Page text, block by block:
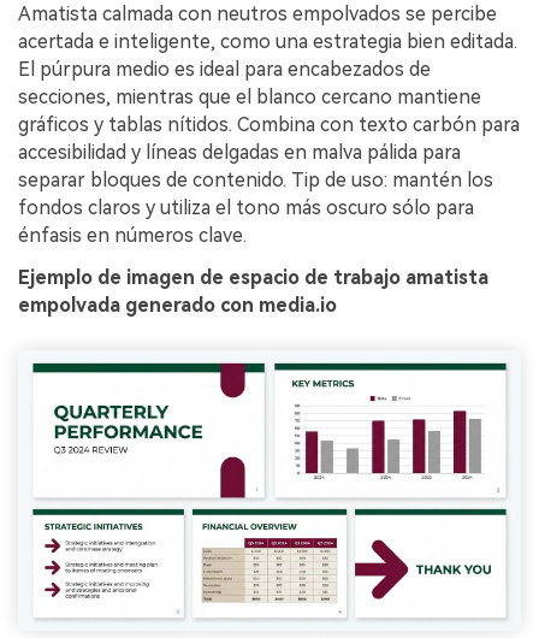
Amatista calmada con neutros empolvados se percibe
acertada e inteligente, como una estrategia bien editada.
El púrpura medio es ideal para encabezados de
secciones, mientras que el blanco cercano mantiene
gráficos y tablas nítidos. Combina con texto carbón para
accesibilidad y líneas delgadas en malva pálida para
separar bloques de contenido. Tip de uso: mantén los
fondos claros y utiliza el tono más oscuro sólo para
énfasis en números clave.
Ejemplo de imagen de espacio de trabajo amatista
empolvada generado con media.io